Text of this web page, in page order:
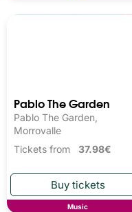
Pablo The Garden
Pablo The Garden,
Morrovalle
Tickets from 37.98€
Music